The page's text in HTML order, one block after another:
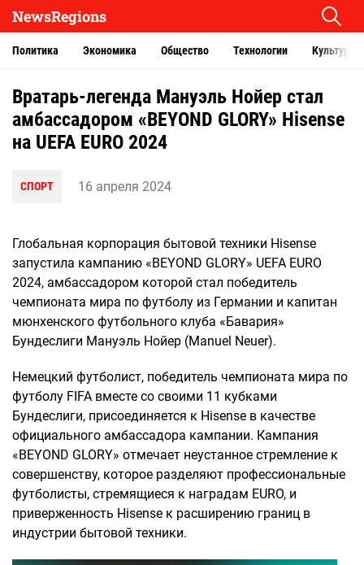
NewsRegions
Политика Экономика Общество Технологии Культура
Вратарь-легенда Мануэль Нойер стал
амбассадором «BEYOND GLORY» Hisense
на UEFA EURO 2024
СПОРТ 16 апреля 2024
Глобальная корпорация бытовой техники Hisense
запустила кампанию «BEYOND GLORY» UEFA EURO
2024, амбассадором которой стал победитель
чемпионата мира по футболу из Германии и капитан
мюнхенского футбольного клуба «Бавария»
Бундеслиги Мануэль Нойер (Manuel Neuer).
Немецкий футболист, победитель чемпионата мира по
футболу FIFA вместе со своими 11 кубками
Бундеслиги, присоединяется к Hisense в качестве
официального амбассадора кампании. Кампания
«BEYOND GLORY» отмечает неустанное стремление к
совершенству, которое разделяют профессиональные
футболисты, стремящиеся к наградам EURO, и
приверженность Hisense к расширению границ в
индустрии бытовой техники.